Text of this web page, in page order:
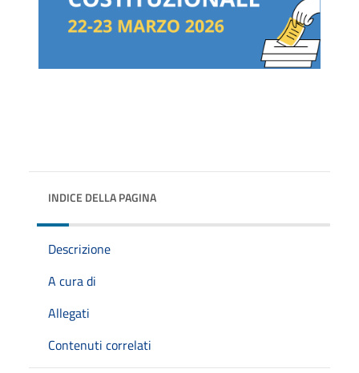
INDICE DELLA PAGINA
Descrizione
A cura di
Allegati
Contenuti correlati